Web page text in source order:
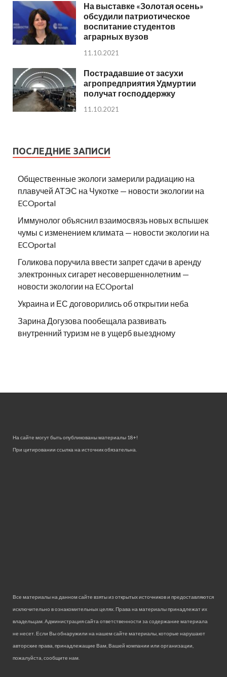
На выставке «Золотая осень»
обсудили патриотическое
воспитание студентов
аграрных вузов
11.10.2021
Пострадавшие от засухи
агропредприятия Удмуртии
получат господдержку
11.10.2021
ПОСЛЕДНИЕ ЗАПИСИ
Общественные экологи замерили радиацию на
плавучей АТЭС на Чукотке — новости экологии на
ECOportal
Иммунолог объяснил взаимосвязь новых вспышек
чумы с изменением климата — новости экологии на
ECOportal
Голикова поручила ввести запрет сдачи в аренду
электронных сигарет несовершеннолетним —
новости экологии на ECOportal
Украина и ЕС договорились об открытии неба
Зарина Догузова пообещала развивать
внутренний туризм не в ущерб выездному
На сайте могут быть опубликованы материалы 18+!
При цитировании ссылка на источник обязательна.
Все материалы на данном сайте взяты из открытых источников и предоставляются
исключительно в ознакомительных целях. Права на материалы принадлежат их
владельцам. Администрация сайта ответственности за содержание материала
не несет. Если Вы обнаружили на нашем сайте материалы, которые нарушают
авторские права, принадлежащие Вам, Вашей компании или организации,
пожалуйста, сообщите нам.